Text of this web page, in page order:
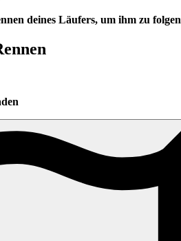
deines Läufers, um ihm zu folgen